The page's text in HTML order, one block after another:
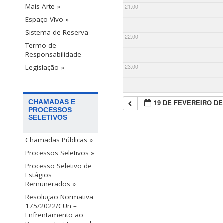
Mais Arte »
Espaço Vivo »
Sistema de Reserva
Termo de
Responsabilidade
Legislação »
CHAMADAS E
PROCESSOS
SELETIVOS
Chamadas Públicas »
Processos Seletivos »
Processo Seletivo de
Estágios
Remunerados »
Resolução Normativa
175/2022/CUn –
Enfrentamento ao
21:00
22:00
23:00
19 DE FEVEREIRO